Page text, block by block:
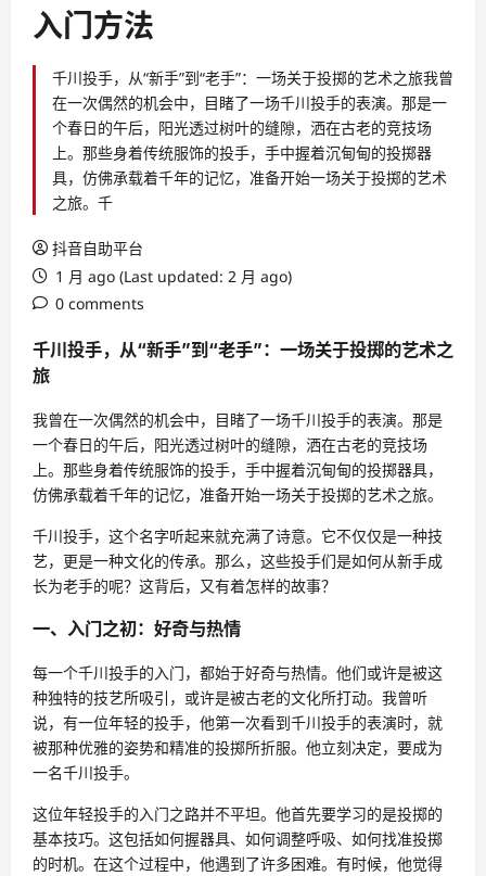
入门方法
千川投手，从“新手”到“老手”：一场关于投掷的艺术之旅我曾
在一次偶然的机会中，目睹了一场千川投手的表演。那是一
个春日的午后，阳光透过树叶的缝隙，洒在古老的竞技场
上。那些身着传统服饰的投手，手中握着沉甸甸的投掷器
具，仿佛承载着千年的记忆，准备开始一场关于投掷的艺术
之旅。千
抖音自助平台
1 月 ago (Last updated: 2 月 ago)
0 comments
千川投手，从“新手”到“老手”：一场关于投掷的艺术之
旅
我曾在一次偶然的机会中，目睹了一场千川投手的表演。那是
一个春日的午后，阳光透过树叶的缝隙，洒在古老的竞技场
上。那些身着传统服饰的投手，手中握着沉甸甸的投掷器具，
仿佛承载着千年的记忆，准备开始一场关于投掷的艺术之旅。
千川投手，这个名字听起来就充满了诗意。它不仅仅是一种技
艺，更是一种文化的传承。那么，这些投手们是如何从新手成
长为老手的呢？这背后，又有着怎样的故事？
一、入门之初：好奇与热情
每一个千川投手的入门，都始于好奇与热情。他们或许是被这
种独特的技艺所吸引，或许是被古老的文化所打动。我曾听
说，有一位年轻的投手，他第一次看到千川投手的表演时，就
被那种优雅的姿势和精准的投掷所折服。他立刻决定，要成为
一名千川投手。
这位年轻投手的入门之路并不平坦。他首先要学习的是投掷的
基本技巧。这包括如何握器具、如何调整呼吸、如何找准投掷
的时机。在这个过程中，他遇到了许多困难。有时候，他觉得